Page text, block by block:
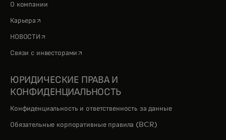
О компании
Карьера opens in a new tab
НОВОСТИ opens in a new tab
Связи с инвесторами opens in a new tab
ЮРИДИЧЕСКИЕ ПРАВА И
КОНФИДЕНЦИАЛЬНОСТЬ
Конфиденциальность и ответственность за данные
Обязательные корпоративные правила (BCR)